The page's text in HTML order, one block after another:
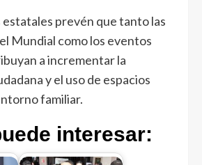
estatales prevén que tanto las
Mundial como los eventos
a incrementar la
y el uso de espacios
familiar.
interesar: